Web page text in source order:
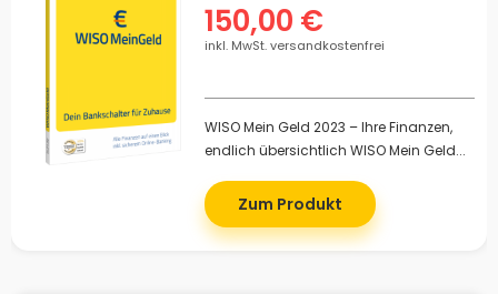
150,00 €
inkl. MwSt. versandkostenfrei
WISO Mein Geld 2023 – Ihre Finanzen,
endlich übersichtlich WISO Mein Geld...
Zum Produkt